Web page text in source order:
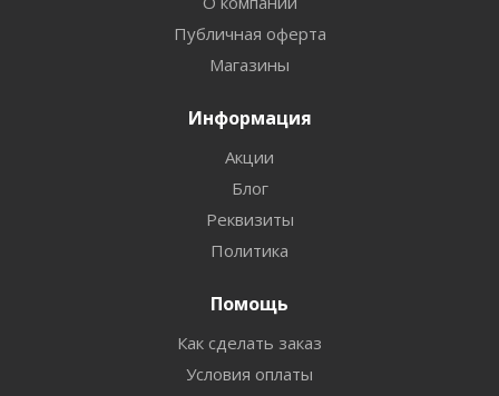
Публичная оферта
Магазины
Информация
Акции
Блог
Реквизиты
Политика
Помощь
Как сделать заказ
Условия оплаты